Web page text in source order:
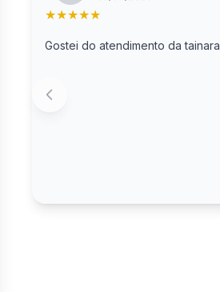
★★★★★
Gostei do atendimento da tainara